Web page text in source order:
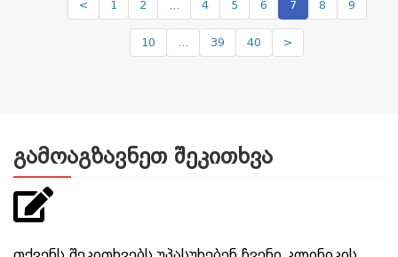
< 1 2 ... 4 5 6 7 8 9
10 ... 39 40 >
გამოაგზავნეთ შეკითხვა